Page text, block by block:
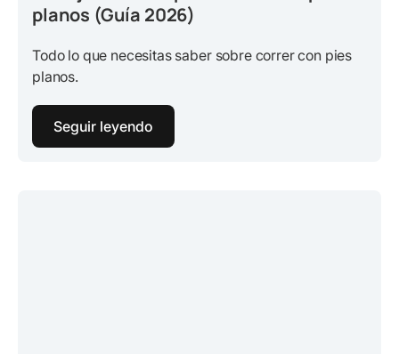
planos (Guía 2026)
Todo lo que necesitas saber sobre correr con pies
planos.
Seguir leyendo